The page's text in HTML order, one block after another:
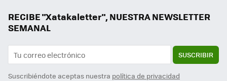
RECIBE "Xatakaletter", NUESTRA NEWSLETTER
SEMANAL
SUSCRIBIR
Suscribiéndote aceptas nuestra política de privacidad